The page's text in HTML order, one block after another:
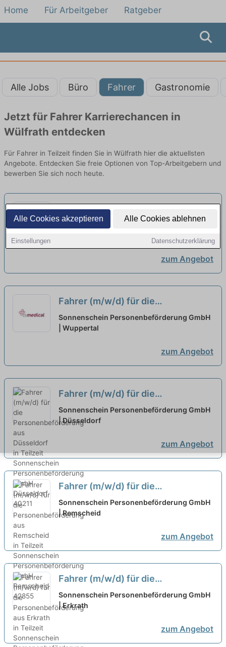
Alle Cookies akzeptieren Alle Cookies ablehnen
Einstellungen Datenschutzerklärung
Home Für Arbeitgeber Ratgeber
Alle Jobs Büro Fahrer Gastronomie
Jetzt für Fahrer Karrierechancen in
Wülfrath entdecken
Für Fahrer in Teilzeit finden Sie in Wülfrath hier die aktuellsten
Angebote. Entdecken Sie freie Optionen von Top-Arbeitgebern und
bewerben Sie sich noch heute.
Fahrer (m/w/d) für die
Personenbeförderung aus Hilden
Sonnenschein Personenbeförderung GmbH
zum Angebot
Fahrer (m/w/d) für die
Personenbeförderung aus
Wuppertal in Teilzeit
Sonnenschein Personenbeförderung GmbH
| Wuppertal
zum Angebot
Fahrer (m/w/d) für die
Personenbeförderung aus
Düsseldorf in Teilzeit
Sonnenschein Personenbeförderung GmbH
| Düsseldorf
zum Angebot
Fahrer (m/w/d) für die
Personenbeförderung aus
Remscheid in Teilzeit
Sonnenschein Personenbeförderung GmbH
| Remscheid
zum Angebot
Fahrer (m/w/d) für die
Personenbeförderung aus Erkrath
in Teilzeit
Sonnenschein Personenbeförderung GmbH
| Erkrath
zum Angebot